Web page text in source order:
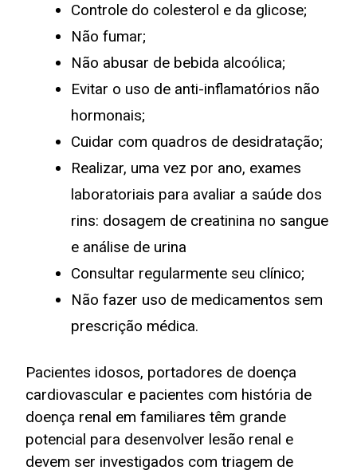
Controle do colesterol e da glicose;
Não fumar;
Não abusar de bebida alcoólica;
Evitar o uso de anti-inflamatórios não
hormonais;
Cuidar com quadros de desidratação;
Realizar, uma vez por ano, exames
laboratoriais para avaliar a saúde dos
rins: dosagem de creatinina no sangue
e análise de urina
Consultar regularmente seu clínico;
Não fazer uso de medicamentos sem
prescrição médica.
Pacientes idosos, portadores de doença
cardiovascular e pacientes com história de
doença renal em familiares têm grande
potencial para desenvolver lesão renal e
devem ser investigados com triagem de